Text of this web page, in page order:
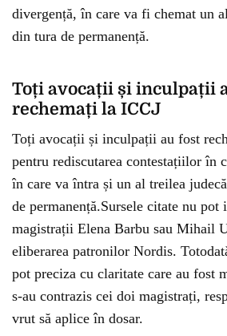
divergență, în care va fi chemat un
din tura de permanență.
Toți avocații și inculpații
rechemați la ICCJ
Toți avocații și inculpații au fost
pentru rediscutarea contestațiilor în
în care va întra și un al treilea
de permanență.Sursele citate nu pot
magistrații Elena Barbu sau Mihail
eliberarea patronilor Nordis.
pot preciza cu claritate care au fost
s-au contrazis cei doi magistrați,
vrut să aplice în dosar.